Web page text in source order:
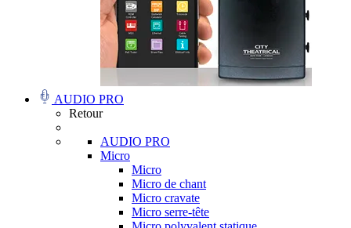
AUDIO PRO
Retour
AUDIO PRO
Micro
Micro
Micro de chant
Micro cravate
Micro serre-tête